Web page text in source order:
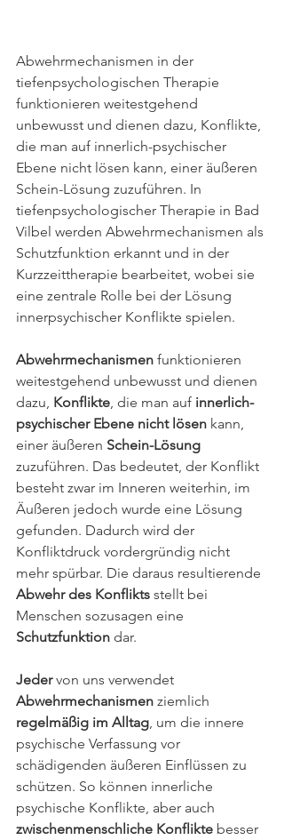
Abwehrmechanismen in der
tiefenpsychologischen Therapie
funktionieren weitestgehend
unbewusst und dienen dazu, Konflikte,
die man auf innerlich-psychischer
Ebene nicht lösen kann, einer äußeren
Schein-Lösung zuzuführen. In
tiefenpsychologischer Therapie in Bad
Vilbel werden Abwehrmechanismen als
Schutzfunktion erkannt und in der
Kurzzeittherapie bearbeitet, wobei sie
eine zentrale Rolle bei der Lösung
innerpsychischer Konflikte spielen.
Abwehrmechanismen funktionieren
weitestgehend unbewusst und dienen
dazu, Konflikte , die man auf innerlich-
psychischer Ebene nicht lösen kann,
einer äußeren Schein-Lösung
zuzuführen. Das bedeutet, der Konflikt
besteht zwar im Inneren weiterhin, im
Äußeren jedoch wurde eine Lösung
gefunden. Dadurch wird der
Konfliktdruck vordergründig nicht
mehr spürbar. Die daraus resultierende
Abwehr des Konflikts stellt bei
Menschen sozusagen eine
Schutzfunktion dar.
Jeder von uns verwendet
Abwehrmechanismen ziemlich
regelmäßig im Alltag , um die innere
psychische Verfassung vor
schädigenden äußeren Einflüssen zu
schützen. So können innerliche
psychische Konflikte, aber auch
zwischenmenschliche Konflikte besser